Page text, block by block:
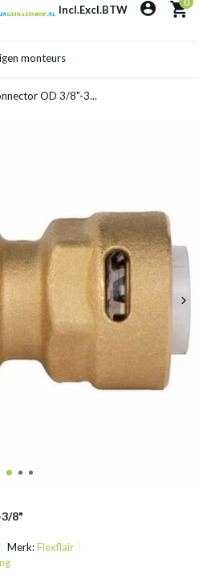
Incl.Excl.BTW
monteurs
OD 3/8"-3...
8"
Merk:Flexflair